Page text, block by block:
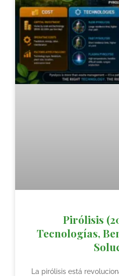
Pirólisis
Tecnologías,
La pirólisis está